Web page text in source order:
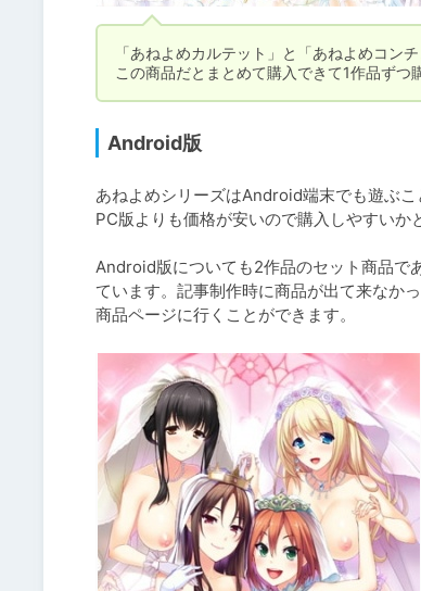
「あねよめカルテット」と「あねよめコン
この商品だとまとめて購入できて1作品ずつ
Android版
あねよめシリーズはAndroid端末でも遊ぶこ
PC版よりも価格が安いので購入しやすいか
Android版についても2作品のセット商品
ています。記事制作時に商品が出て来なか
商品ページに行くことができます。